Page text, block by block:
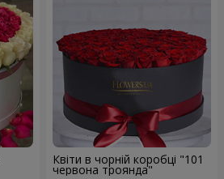
Квіти в чорній коробці "101
червона троянда"